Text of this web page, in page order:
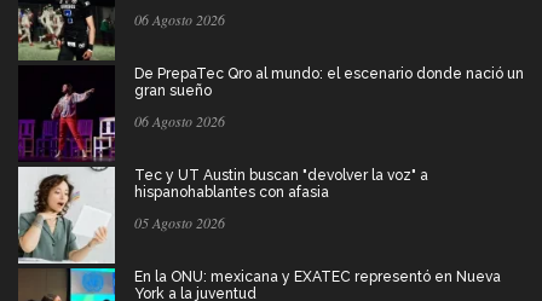
06 Agosto 2026
De PrepaTec Qro al mundo: el escenario donde nació un
gran sueño
06 Agosto 2026
Tec y UT Austin buscan "devolver la voz" a
hispanohablantes con afasia
05 Agosto 2026
En la ONU: mexicana y EXATEC representó en Nueva
York a la juventud